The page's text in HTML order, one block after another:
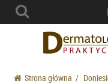
Strona główna /